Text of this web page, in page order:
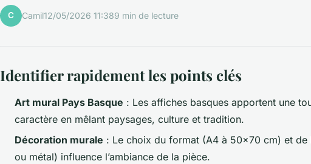
C Camil12/05/2026 11:389 min de lecture
Identifier rapidement les points clés
Art mural Pays Basque : Les affiches basques apportent une
caractère en mêlant paysages, culture et tradition.
Décoration murale : Le choix du format (A4 à 50x70 cm) et de
ou métal) influence l’ambiance de la pièce.